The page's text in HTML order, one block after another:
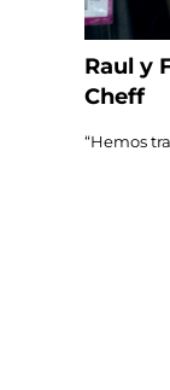
Raul y
Cheff
“Hemos